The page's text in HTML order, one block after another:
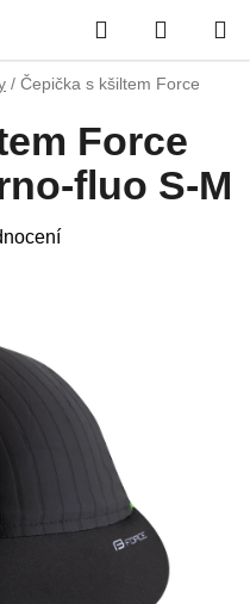
Hledat
KOŠÍK
/ Čepička s kšiltem Force
Force
fluo S-M